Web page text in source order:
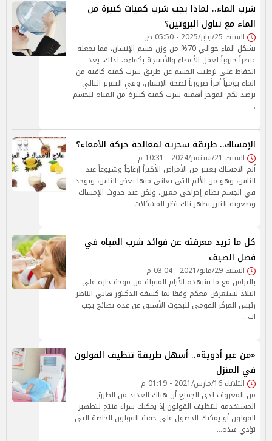
شرب الماء.. لماذا يجب شرب كميات كبيرة من
الماء مع تناول البروتين؟
السبت 25/يناير/2025 - 05:50 ص
يشكل الماء حوالي 70% من وزن جسم الإنسان، مما يجعله
عنصراً حيوياً لعمل الأعضاء والأنسجة بكفاءة. لذلك، يعد
الحفاظ على ترطيب الجسم عن طريق شرب كمية كافية من
الماء يومياً أمراً ضرورياً لصحة الإنسان. وفي التقرير التالي
يرصد لكم الموجز أهمية شرب كمية كبيرة من المياه للجسم
.
الإمساك.. طريقة سحرية لمعالجة حركة الأمعاء؟
السبت 21/سبتمبر/2024 - 10:31 م
ألم الإمساك يعتبر من الأمراض الأكثراً إزعاجاُ وشيوعاً عند
الناس، وهو من الألم التي يعاني منها بعض الناس، ويوجد
في الجسم نظام إخراجي معين، ولكن عند حدوث الإمساك
وصعوبة التبرز تظهر تلك تظر المشكلات
كل ما تريد معرفته عن فوائد شرب المياه في
فصل الصيف
السبت 29/مايو/2021 - 03:04 م
بالتزامن مع ما تشهده الأيام المقبلة من موجة حارة على
البلاد نستعرض معكم وفقا لما كشفه الدكتور هاني الناظر
رئيس المركز القومي للبحوث الأسبق عن عدة نصائح يجب
ات…
«من غير أدوية».. أسهل طريقة تنظيف القولون
في المنزل
الثلاثاء 16/مارس/2021 - 01:19 م
من المعروف لدى الجميع أن هناك العديد من الطرق
المستخدمة لتنظيف القولون إذ يمكنك شراء منتج لتطهير
القولون أو يمكنك الحصول على حقنة القولون الخاصة التي
تؤدي هذه…